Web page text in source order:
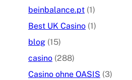
beinbalance.pt (1)
Best UK Casino (1)
blog (15)
casino (288)
Casino ohne OASIS (3)